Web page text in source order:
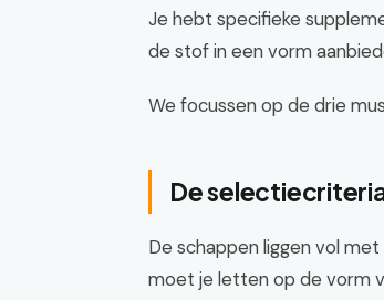
Je hebt specifieke
de stof in een vorm
We focussen op de drie
De
De schappen liggen vol
moet je letten op de vorm